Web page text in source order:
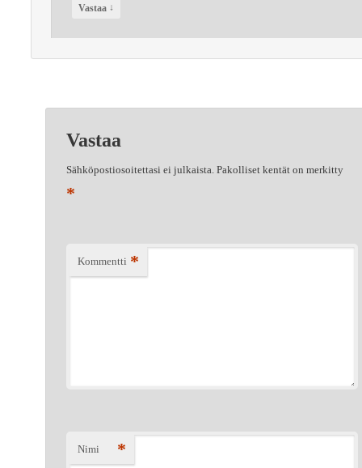
Vastaa ↓
Vastaa
Sähköpostiosoitettasi ei julkaista. Pakolliset kentät on merkitty
*
Kommentti *
Nimi *